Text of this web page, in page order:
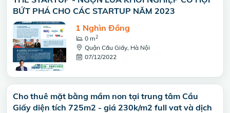
BỨT PHÁ CHO CÁC STARTUP NĂM 2023
1 Nghìn Đồng
0 m2
Quận Cầu Giấy, Hà Nội
07/12/2022
Cho thuê mặt bằng mầm non tại trung tâm Cầu
Giấy diện tích 725m2 - giá 230k/m2 full vat và dịch